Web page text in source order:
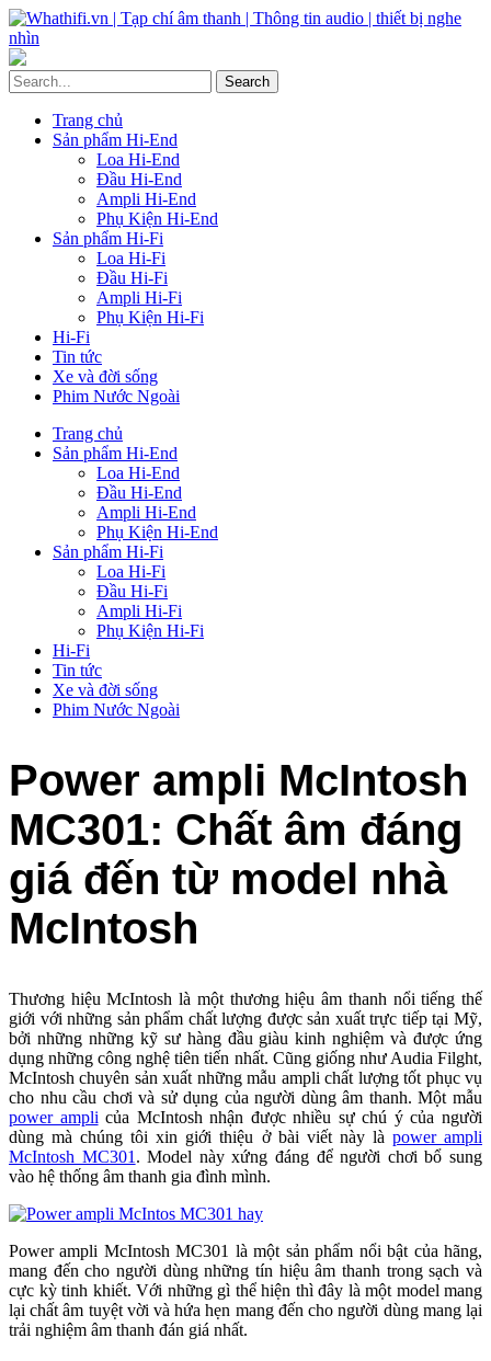
Trang chủ
Sản phẩm Hi-End
Loa Hi-End
Đầu Hi-End
Ampli Hi-End
Phụ Kiện Hi-End
Sản phẩm Hi-Fi
Loa Hi-Fi
Đầu Hi-Fi
Ampli Hi-Fi
Phụ Kiện Hi-Fi
Hi-Fi
Tin tức
Xe và đời sống
Phim Nước Ngoài
Trang chủ
Sản phẩm Hi-End
Loa Hi-End
Đầu Hi-End
Ampli Hi-End
Phụ Kiện Hi-End
Sản phẩm Hi-Fi
Loa Hi-Fi
Đầu Hi-Fi
Ampli Hi-Fi
Phụ Kiện Hi-Fi
Hi-Fi
Tin tức
Xe và đời sống
Phim Nước Ngoài
Power ampli McIntosh
MC301: Chất âm đáng
giá đến từ model nhà
McIntosh
Thương hiệu McIntosh là một thương hiệu âm thanh nổi tiếng thế
giới với những sản phẩm chất lượng được sản xuất trực tiếp tại Mỹ,
bởi những những kỹ sư hàng đầu giàu kinh nghiệm và được ứng
dụng những công nghệ tiên tiến nhất. Cũng giống như Audia Filght,
McIntosh chuyên sản xuất những mẫu ampli chất lượng tốt phục vụ
cho nhu cầu chơi và sử dụng của người dùng âm thanh. Một mẫu
power ampli của McIntosh nhận được nhiều sự chú ý của người
dùng mà chúng tôi xin giới thiệu ở bài viết này là power ampli
McIntosh MC301 . Model này xứng đáng để người chơi bổ sung
vào hệ thống âm thanh gia đình mình.
Power ampli McIntosh MC301 là một sản phẩm nổi bật của hãng,
mang đến cho người dùng những tín hiệu âm thanh trong sạch và
cực kỳ tinh khiết. Với những gì thể hiện thì đây là một model mang
lại chất âm tuyệt vời và hứa hẹn mang đến cho người dùng mang lại
trải nghiệm âm thanh đán giá nhất.